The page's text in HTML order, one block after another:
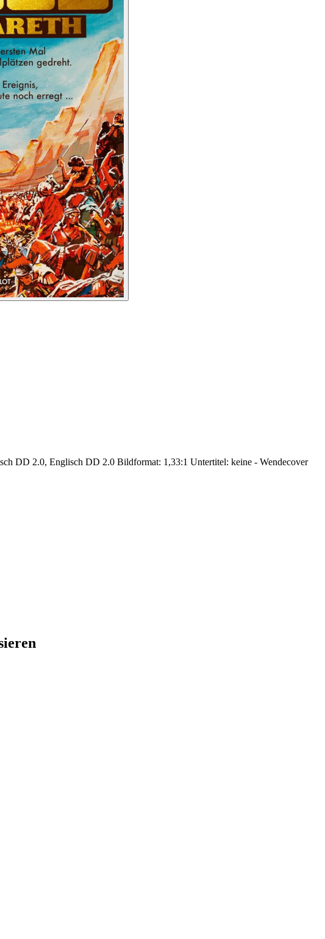
DD 2.0, Englisch DD 2.0 Bildformat: 1,33:1 Untertitel: keine - Wendecover